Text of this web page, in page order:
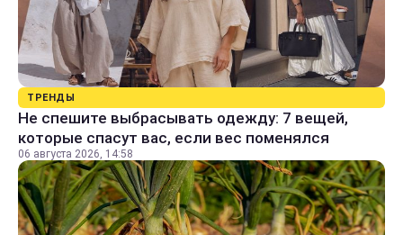
ТРЕНДЫ
Не спешите выбрасывать одежду: 7 вещей,
которые спасут вас, если вес поменялся
06 августа 2026, 14:58